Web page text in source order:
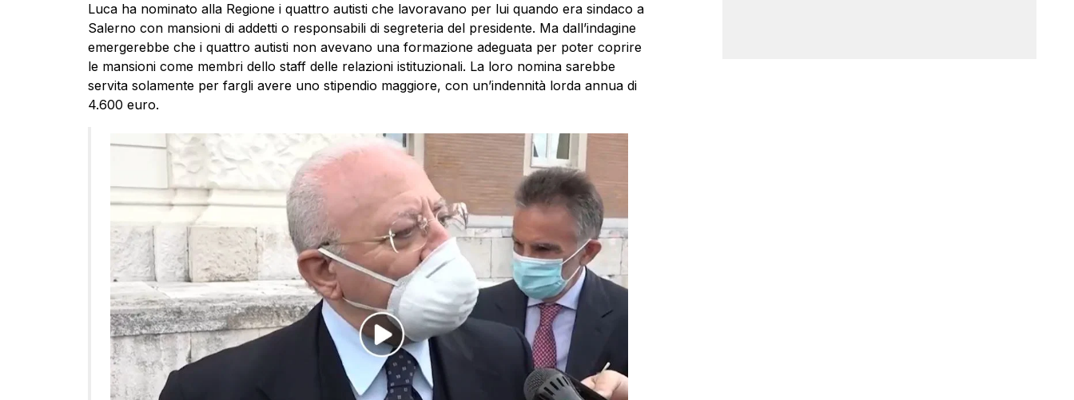
Luca ha nominato alla Regione i quattro autisti che lavoravano per lui quando era sindaco a
Salerno con mansioni di addetti o responsabili di segreteria del presidente. Ma dall’indagine
emergerebbe che i quattro autisti non avevano una formazione adeguata per poter coprire
le mansioni come membri dello staff delle relazioni istituzionali. La loro nomina sarebbe
servita solamente per fargli avere uno stipendio maggiore, con un’indennità lorda annua di
4.600 euro.